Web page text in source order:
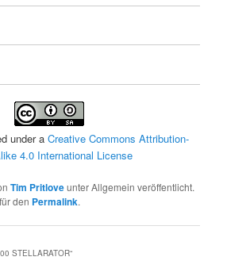
under a Creative Commons Attribution-
4.0 International License
Tim Pritloveunter Allgemein veröffentlicht.
den Permalink.
STELLARATOR“